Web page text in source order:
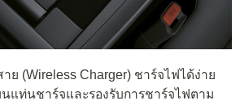
ย (Wireless Charger) ชาร์จไฟได้ง่าย
แท่นชาร์จและรองรับการชาร์จไฟตาม